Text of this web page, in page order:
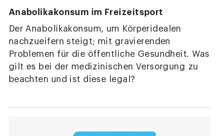
Anabolikakonsum im Freizeitsport
Der Anabolikakonsum, um Körperidealen
nachzueifern steigt; mit gravierenden
Problemen für die öffentliche Gesundheit. Was
gilt es bei der medizinischen Versorgung zu
beachten und ist diese legal?